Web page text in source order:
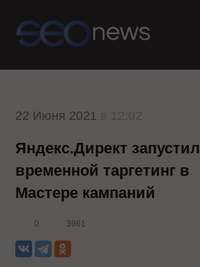
22 Июня 2021
Яндекс.Директ запустил
временной таргетинг в
Мастере кампаний
0 3961